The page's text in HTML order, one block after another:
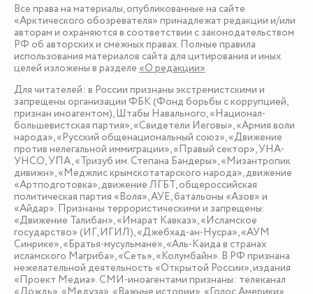
Все права на материалы, опубликованные на сайте
«Арктического обозревателя» принадлежат редакции и/или
авторам и охраняются в соответствии с законодательством
РФ об авторских и смежных правах. Полные правила
использования материалов сайта для цитирования и иных
целей изложены в разделе «О редакции».
Для читателей: в России признаны экстремистскими и
запрещены организации ФБК (Фонд борьбы с коррупцией,
признан иноагентом), Штабы Навального, «Национал-
большевистская партия», «Свидетели Иеговы», «Армия воли
народа», «Русский общенациональный союз», «Движение
против нелегальной иммиграции», «Правый сектор», УНА-
УНСО, УПА, «Тризуб им. Степана Бандеры», «Мизантропик
дивижн», «Меджлис крымскотатарского народа», движение
«Артподготовка», движение ЛГБТ, общероссийская
политическая партия «Воля», АУЕ, батальоны «Азов» и
«Айдар». Признаны террористическими и запрещены:
«Движение Талибан», «Имарат Кавказ», «Исламское
государство» (ИГ, ИГИЛ), «Джебхад-ан-Нусра», «АУМ
Синрике», «Братья-мусульмане», «Аль-Каида в странах
исламского Магриба», «Сеть», «Колумбайн». В РФ признана
нежелательной деятельность «Открытой России», издания
«Проект Медиа». СМИ-иноагентами признаны: телеканал